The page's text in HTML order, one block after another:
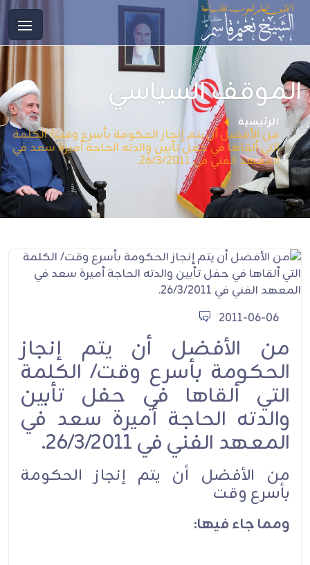
الموقف السياسي
الرئيسية
من الأفضل أن يتم إنجاز الحكومة بأسرع وقت/ الكلمة
التي ألقاها في حفل تأبين والدته الحاجة أميرة سعد في
المعهد الفني في 26/3/2011.
2011-06-06
من الأفضل أن يتم إنجاز
الحكومة بأسرع وقت/ الكلمة
التي ألقاها في حفل تأبين
والدته الحاجة أميرة سعد في
المعهد الفني في 26/3/2011.
من الأفضل أن يتم إنجاز الحكومة
بأسرع وقت
ومما جاء فيها: